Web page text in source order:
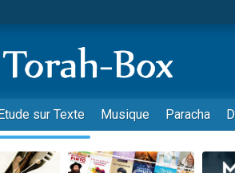
pour Diane, 80 ans, dans un appartement
sur WhatsApp
bénédiction
Music
pour Sauvez la jambe de Yohan
sur Texte Musique Paracha